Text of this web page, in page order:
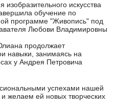
изобразительного искусства
обучение по
программе "Живопись" под
Любови Владимировны
продолжает
навыки, занимаясь на
у Андрея Петровича
успехами нашей
желаем ей новых творческих